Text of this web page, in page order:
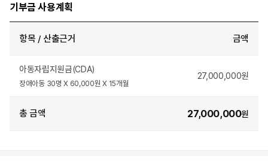
기부금 사용계획
항목 / 산출근거 금액
아동자립지원금(CDA)
장애아동 30명 X 60,000원 X 15개월
27,000,000원
총 금액 27,000,000원